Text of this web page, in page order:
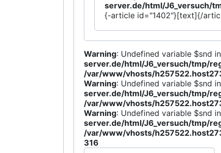
server.de/html/J6_versuch/
{-article id="1402"}[text]{/
Warning: Undefined variable $snd
server.de/html/J6_versuch/tmp/
/var/www/vhosts/
Warning: Undefined variable $snd
server.de/html/J6_versuch/tmp/
/var/www/vhosts/
Warning: Undefined variable $snd
server.de/html/J6_versuch/tmp/
/var/www/vhosts/
316